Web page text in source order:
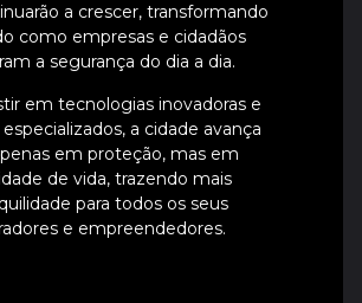
a crescer, transformando
como empresas e cidadãos
a segurança do dia a dia.
em tecnologias inovadoras e
a cidade avança
em proteção, mas em
de vida, trazendo mais
para todos os seus
e empreendedores.